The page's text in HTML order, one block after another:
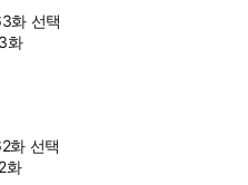
화 선택
화
화 선택
화